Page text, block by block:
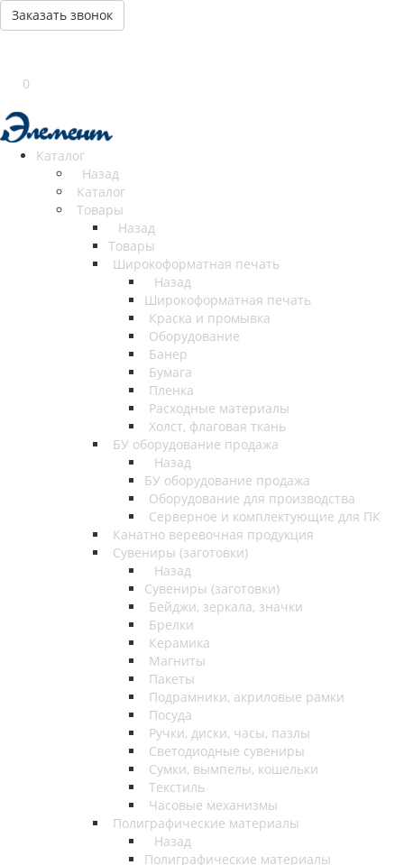
Заказать звонок
0
Каталог
Назад
Каталог
Товары
Назад
Товары
Широкоформатная печать
Назад
Широкоформатная печать
Краска и промывка
Оборудование
Банер
Бумага
Пленка
Расходные материалы
Холст, флаговая ткань
БУ оборудование продажа
Назад
БУ оборудование продажа
Оборудование для производства
Серверное и комплектующие для ПК
Канатно веревочная продукция
Сувениры (заготовки)
Назад
Сувениры (заготовки)
Бейджи, зеркала, значки
Брелки
Керамика
Магниты
Пакеты
Подрамники, акриловые рамки
Посуда
Ручки, диски, часы, пазлы
Светодиодные сувениры
Сумки, вымпелы, кошельки
Текстиль
Часовые механизмы
Полиграфические материалы
Назад
Полиграфические материалы